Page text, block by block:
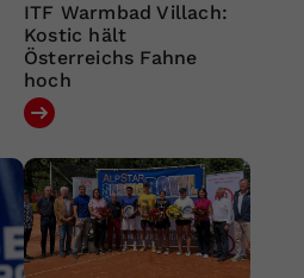
ITF Warmbad Villach:
Kostic hält
Österreichs Fahne
hoch